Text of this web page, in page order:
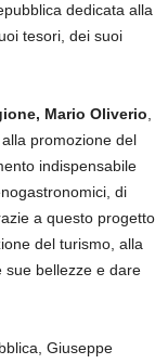
dedicata alla
tesori, dei suoi
Mario Oliverio
promozione del
indispensabile
di
a questo progetto
del turismo, alla
sue bellezze e dare
Giuseppe